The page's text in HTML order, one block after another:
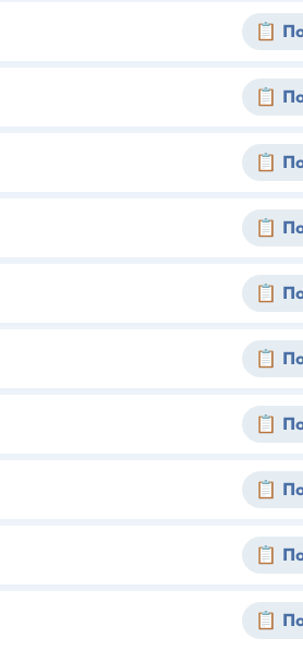
📋
📋
📋
📋
📋
📋
📋
📋
📋
📋